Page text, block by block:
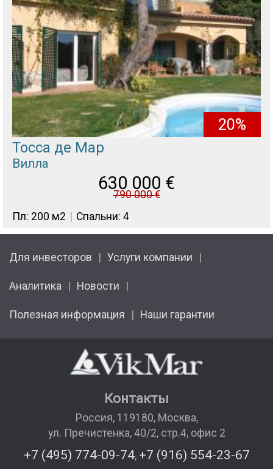
20%
Тосса де Мар
Вилла
630 000 €
790 000€
Пл: 200 м2
Спальни: 4
Для инвесторов Услуги компании
Аналитика Новости
Полезная информация Наши гарантии
Контакты
Россия, 119180, Москва,
ул. Пречистенка, 40/2, стр.4, офис 2
+7 (495) 774-09-74, +7 (916) 554-23-67